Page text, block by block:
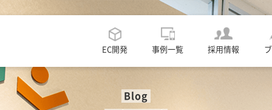
EC開発 事例一覧 採用情報
Blog